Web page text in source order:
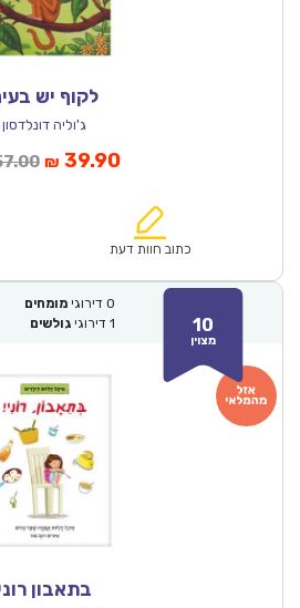
לקוף יש
ג'וליה דונלדסון
המחיר
₪57.00.
₪ 39.90המחיר
הוא:
כתוב חוות דעת
10
מצוין
0 דירוגי מומחים
1 דירוגי גולשים
בתאבון